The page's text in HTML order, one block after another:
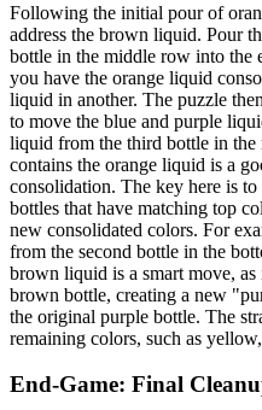
Following the initial pour of
address the brown liquid. Pour
bottle in the middle row into
you have the orange liquid
liquid in another. The puzzle
to move the blue and purple
liquid from the third bottle in
contains the orange liquid is a
consolidation. The key here is
bottles that have matching top
new consolidated colors. For
from the second bottle in the
brown liquid is a smart move,
brown bottle, creating a new
the original purple bottle. The
remaining colors, such as
End-Game: Final